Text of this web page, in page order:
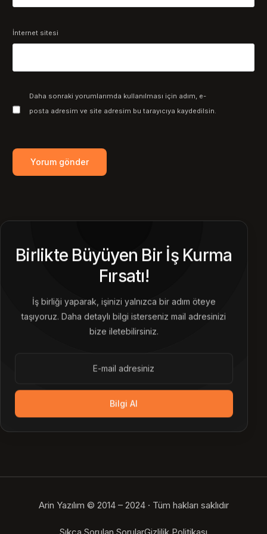
İnternet sitesi
Daha sonraki yorumlarımda kullanılması için adım, e-
posta adresim ve site adresim bu tarayıcıya kaydedilsin.
Birlikte Büyüyen Bir İş Kurma
Fırsatı!
İş birliği yaparak, işinizi yalnızca bir adım öteye
taşıyoruz. Daha detaylı bilgi isterseniz mail adresinizi
bize iletebilirsiniz.
Bilgi Al
Arin Yazılım © 2014 – 2024 · Tüm hakları saklıdır